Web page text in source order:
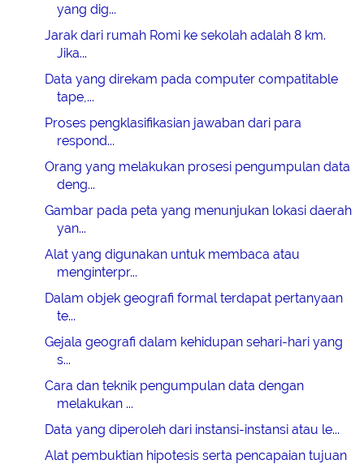
yang dig...
Jarak dari rumah Romi ke sekolah adalah 8 km.
Jika...
Data yang direkam pada computer compatitable
tape,...
Proses pengklasifikasian jawaban dari para
respond...
Orang yang melakukan prosesi pengumpulan data
deng...
Gambar pada peta yang menunjukan lokasi daerah
yan...
Alat yang digunakan untuk membaca atau
menginterpr...
Dalam objek geografi formal terdapat pertanyaan
te...
Gejala geografi dalam kehidupan sehari-hari yang
s...
Cara dan teknik pengumpulan data dengan
melakukan ...
Data yang diperoleh dari instansi-instansi atau le...
Alat pembuktian hipotesis serta pencapaian tujuan